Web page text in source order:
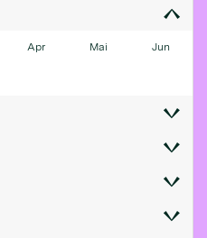
Apr Mai Jun